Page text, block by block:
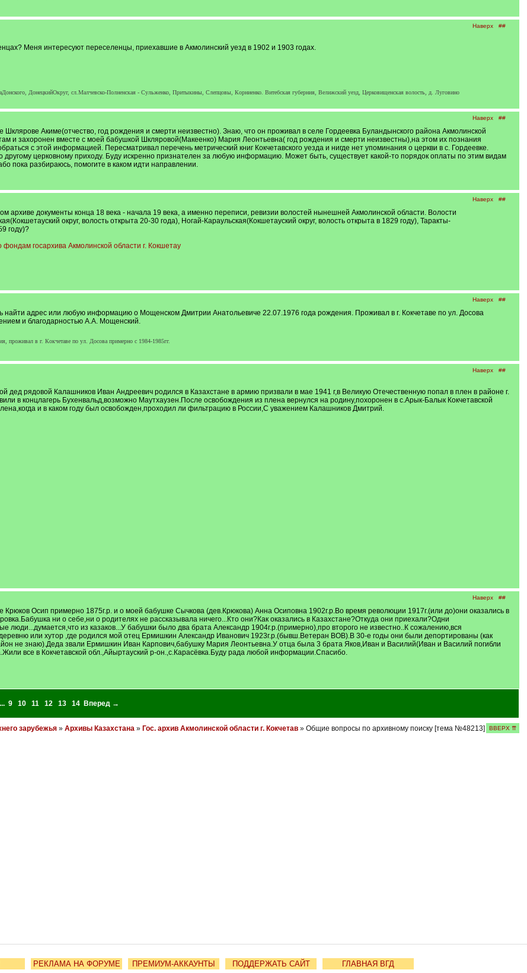
Наверх ##
Меня интересуют переселенцы, приехавшие в Акмолинский уезд в 1902 и 1903 годах.
ДонецкийОкруг, сл.Малчевско-Полненская - Сульженко, Притыкины, Слепцовы, Корниенко. Витебская губерния, Велижский уезд, Церковищенская волость, д. Луговино
Наверх ##
Акиме(отчество, год рождения и смерти неизвестно). Знаю, что он проживал в селе Гордеевка Буландынского района Акмолинской
и захоронен вместе с моей бабушкой Шкляровой(Макеенко) Мария Леонтьевна( год рождения и смерти неизвестны),на этом их познания
с этой информацией. Пересматривал перечень метрический книг Кокчетавского уезда и нигде нет упоминания о церкви в с. Гордеевке.
другому церковному приходу. Буду искренно признателен за любую информацию. Может быть, существует какой-то порядок оплаты по этим видам
пока разбираюсь, помогите в каком идти направлении.
Наверх ##
архиве документы конца 18 века - начала 19 века, а именно переписи, ревизии волостей нынешней Акмолинской области. Волости
округ, волость открыта 20-30 года), Ногай-Караульская(Кокшетауский округ, волость открыта в 1829 году), Таракты-
году)?
фондам госархива Акмолинской области г. Кокшетау
Наверх ##
адрес или любую информацию о Мощенском Дмитрии Анатольевиче 22.07.1976 года рождения. Проживал в г. Кокчетаве по ул. Досова
и благодарностью А.А. Мощенский.
проживал в г. Кокчетаве по ул. Досова примерно с 1984-1985гг.
Наверх ##
дед рядовой Калашников Иван Андреевич родился в Казахстане в армию призвали в мае 1941 г,в Великую Отечественную попал в плен в районе г.
в концлагерь Бухенвальд,возможно Маутхаузен.После освобождения из плена вернулся на родину,похоронен в с.Арык-Балык Кокчетавской
и в каком году был освобожден,проходил ли фильтрацию в России,С уважением Калашников Дмитрий.
Наверх ##
Осип примерно 1875г.р. и о моей бабушке Сычкова (дев.Крюкова) Анна Осиповна 1902г.р.Во время революции 1917г.(или до)они оказались в
ни о себе,ни о родителях не рассказывала ничего...Кто они?Как оказались в Казахстане?Откуда они приехали?Одни
люди...думается,что из казаков...У бабушки было два брата Александр 1904г.р.(примерно),про второго не известно..К сожалению,вся
или хутор ,где родился мой отец Ермишкин Александр Иванович 1923г.р.(бывш.Ветеран ВОВ).В 30-е годы они были депортированы (как
не знаю).Деда звали Ермишкин Иван Карпович,бабушку Мария Леонтьевна.У отца была 3 брата Яков,Иван и Василий(Иван и Василий погибли
все в Кокчетавской обл.,Айыртауский р-он.,с.Карасёвка.Буду рада любой информации.Спасибо.
9 10 11 12 13 14 Вперед →
зарубежья» Архивы Казахстана» Гос. архив Акмолинской области г. Кокчетав» Общие вопросы по архивному поиску [тема №48213] ВВЕРХ ⇈
РЕКЛАМА НА ФОРУМЕ ПРЕМИУМ-АККАУНТЫ ПОДДЕРЖАТЬ САЙТ ГЛАВНАЯ ВГД